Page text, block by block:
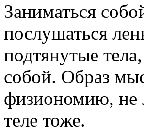
Заниматься
послушаться
подтянутые
собой. Образ
физиономию, не
теле тоже.